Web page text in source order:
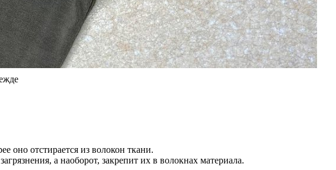
оно отстирается из волокон ткани.
а наоборот, закрепит их в волокнах материала.